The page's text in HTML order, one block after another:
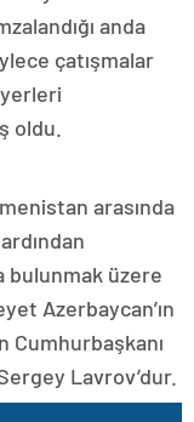
anda
çatışmalar
oldu.
arasında
bulunmak üzere
Azerbaycan’ın
Cumhurbaşkanı
Lavrov’dur.